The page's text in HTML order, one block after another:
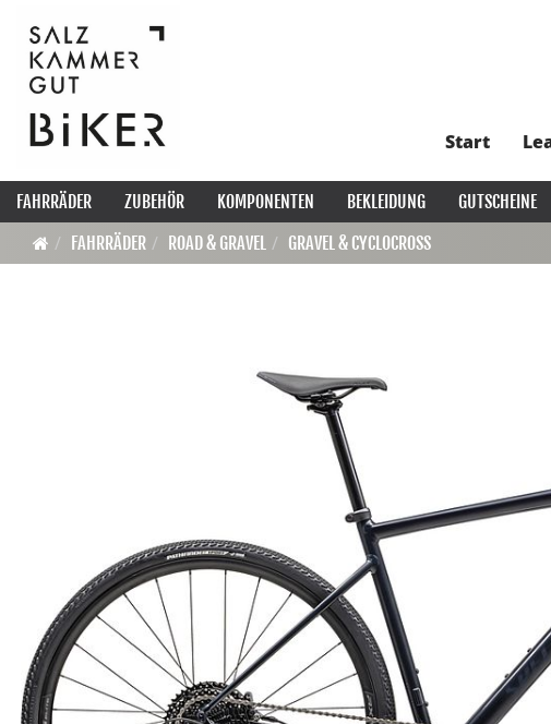
Start
FAHRRÄDER ZUBEHÖR KOMPONENTEN BEKLEIDUNG GUTSCHEINE
FAHRRÄDER
ROAD & GRAVEL GRAVEL & CYCLOCROSS